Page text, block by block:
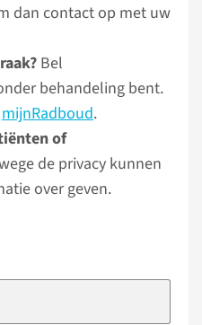
dan contact op met uw
Bel
behandeling bent.
mijnRadboud.
of
de privacy kunnen
over geven.